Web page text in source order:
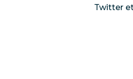
Twitter